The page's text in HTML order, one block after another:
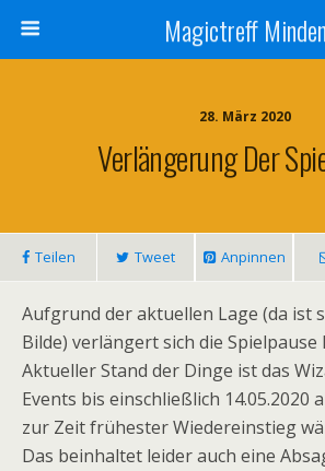
Magictreff Minden
28. März 2020
Verlängerung Der
Teilen Tweet Anpinnen
Aufgrund der aktuellen Lage (da ist
Bilde) verlängert sich die Spielpause
Aktueller Stand der Dinge ist das
Events bis einschließlich 14.05.2020
zur Zeit frühester Wiedereinstieg
Das beinhaltet leider auch eine